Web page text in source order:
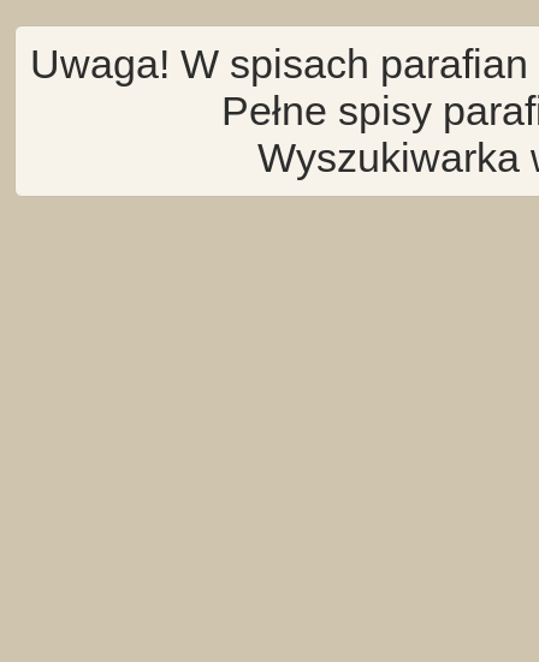
Uwaga! W spisach
Pełne spisy
Wyszukiwarka